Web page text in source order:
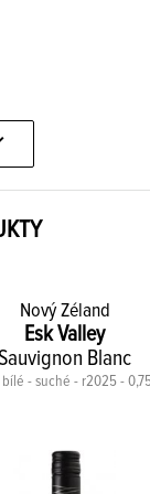
Nový Zéland
Esk Valley
Blanc
- suché - r2025 -